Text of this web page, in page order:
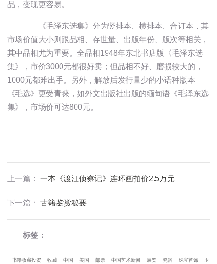
品，变现更容易。
《毛泽东选集》分为竖排本、横排本、合订本，其
市场价值大小则跟品相、存世量、出版年份、版次等相关，
其中品相尤为重要。全品相1948年东北书店版《毛泽东选
集》，市价3000元都很好卖；但品相不好、磨损较大的，
1000元都难出手。另外，解放后发行量少的小语种版本
《毛选》更受青睐，如外文出版社出版的缅甸语《毛泽东选
集》，市场价可达800元。
上一篇 ： 一本《渡江侦察记》连环画拍价2.5万元
下一篇 ： 古籍鉴赏秘要
标签：
书籍收藏投资 收藏 中国 美国 邮票 中国艺术新闻 展览 瓷器 珠宝首饰
玉